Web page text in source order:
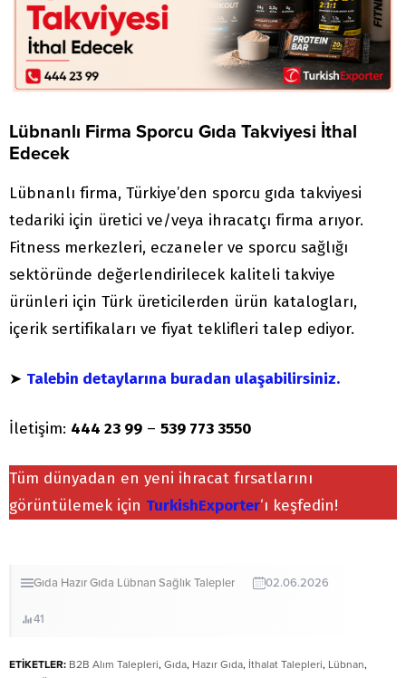
Lübnanlı Firma Sporcu Gıda Takviyesi İthal
Edecek
Lübnanlı firma, Türkiye’den sporcu gıda takviyesi
tedariki için üretici ve/veya ihracatçı firma arıyor.
Fitness merkezleri, eczaneler ve sporcu sağlığı
sektöründe değerlendirilecek kaliteli takviye
ürünleri için Türk üreticilerden ürün katalogları,
içerik sertifikaları ve fiyat teklifleri talep ediyor.
➤ Talebin detaylarına buradan ulaşabilirsiniz.
İletişim: 444 23 99 – 539 773 3550
Tüm dünyadan en yeni ihracat fırsatlarını
görüntülemek için TurkishExporter‘ı keşfedin!
Gıda Hazır Gıda LübnanSağlıkTalepler 02.06.2026
41
ETİKETLER: B2B Alım Talepleri, Gıda, Hazır Gıda, İthalat Talepleri, Lübnan,